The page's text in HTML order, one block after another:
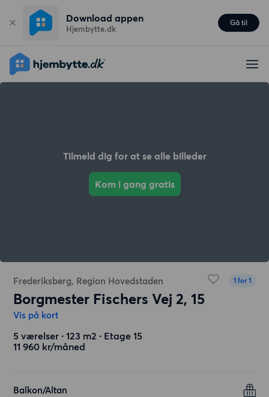
Download appen
Hjembytte.dk
Gå til
Tilmeld dig for at se alle billeder
Kom i gang gratis
Frederiksberg, Region Hovedstaden 1 for 1
Borgmester Fischers Vej 2, 15
Vis på kort
5 værelser ∙ 123 m2 ∙ Etage 15
11 960 kr/måned
Balkon/Altan